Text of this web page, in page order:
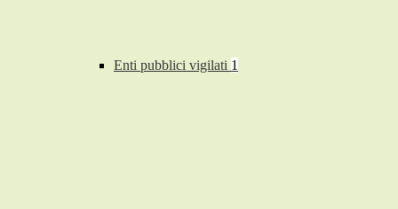
Enti pubblici vigilati 1